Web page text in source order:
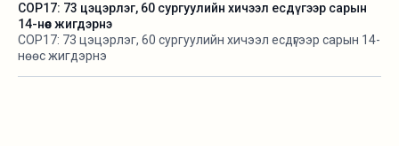
COP17: 73 цэцэрлэг, 60 сургуулийн хичээл есдүгээр сарын
14-нөөс жигдэрнэ
COP17: 73 цэцэрлэг, 60 сургуулийн хичээл есдүгээр сарын 14-
нөөс жигдэрнэ